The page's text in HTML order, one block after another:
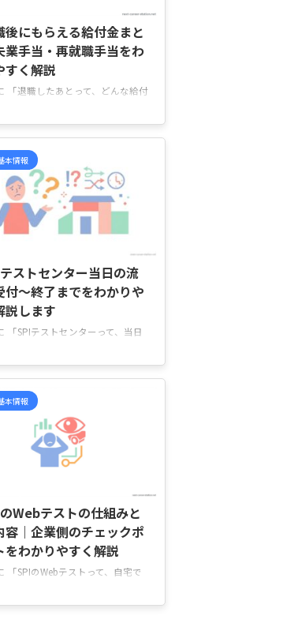
は、医療職の年収ランキングを職
較しながら、年収差が出る理由や
違い ...
にもらえる給付金まと
業手当・再就職手当をわ
すく解説
「退職したあとって、どんな給付
失業手当は聞いたことあるけ
も対象なのか分からない」「退職
入がなくなるのが心配」「ハロー
何を申請すればいいのかイメージ
」 そんなふうに、退職後の給付
も多く、名前も似ているため、
分は何を受け取れるの？」と迷い
すよね。 この記事では、退職後
れを、やさしく分かりやすく整理
ます。 「自分は何を申請すれば
分からない ...
本情報
ストセンター当日の流
付〜終了までをわかりや
説します
「SPIテストセンターって、当日
か。 「受付では何を確認される
持ち物を忘れたら受験できないの
初めてで、会場の雰囲気が想像
張している」 そんなふうに、SPI
ンターは“試験を受けるだけ”に見
受付や本人確認、荷物の預け方な
に確認することがいくつかありま
ち着いて受験しやすくなります。
では、SPIテストセンター当日の
本情報
Webテストの仕組みと
容｜企業側のチェックポ
をわかりやすく解説
「SPIのWebテストって、自宅で
不安になっていませんか。 「ス